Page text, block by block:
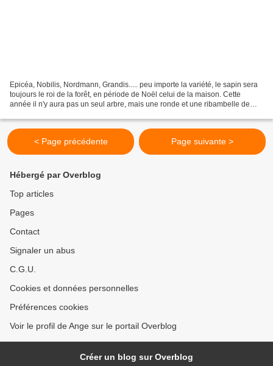
Epicéa, Nobilis, Nordmann, Grandis..... peu importe la variété, le sapin sera
toujours le roi de la forêt, en période de Noël celui de la maison. Cette
année il n'y aura pas un seul arbre, mais une ronde et une ribambelle de
< Page précédente Page suivante >
Hébergé par Overblog
Top articles
Pages
Contact
Signaler un abus
C.G.U.
Cookies et données personnelles
Préférences cookies
Voir le profil de Ange sur le portail Overblog
Créer un blog sur Overblog